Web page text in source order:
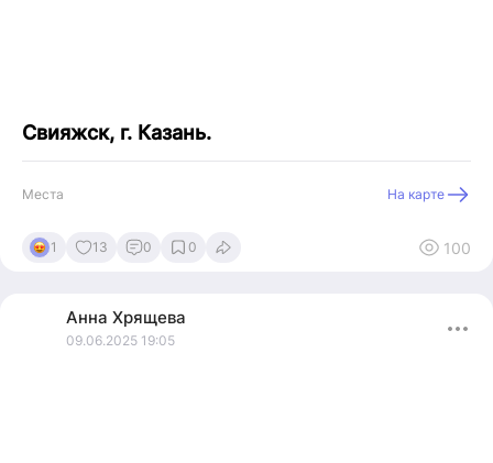
Свияжск, г. Казань.
Места На карте
1 13 0 0 100
Анна Хрящева
09.06.2025 19:05